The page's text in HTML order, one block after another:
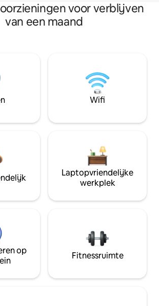
voor verblijven
van een maand
Wifi
Laptopvriendelijke
werkplek
op
Fitnessruimte